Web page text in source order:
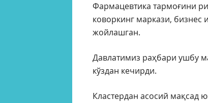
Фармацевтика тармоғини
коворкинг маркази, бизнес
жойлашган.
Давлатимиз раҳбари ушбу
кўздан кечирди.
Кластердан асосий мақсад